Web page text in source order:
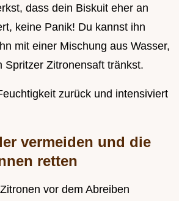
dass dein Biskuit eher an
keine Panik! Du kannst ihn
mit einer Mischung aus Wasser,
Spritzer Zitronensaft tränkst.
zurück und intensiviert
vermeiden und die
retten
vor dem Abreiben